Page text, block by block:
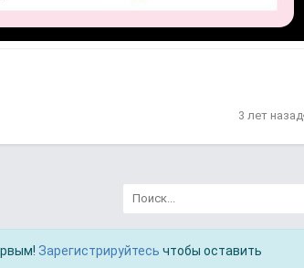
3 лет назад
Зарегистрируйтесь чтобы оставить